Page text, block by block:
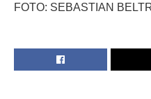
FOTO: SEBASTIAN